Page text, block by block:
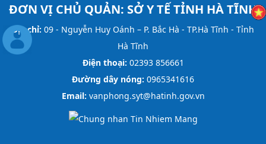
ĐƠN VỊ CHỦ QUẢN: SỞ Y TẾ TỈNH HÀ TĨNH
Địa chỉ: 09 - Nguyễn Huy Oánh – P. Bắc Hà - TP.Hà Tĩnh - Tỉnh
Hà Tĩnh
Điện thoại: 02393 856661
Đường dây nóng: 0965341616
Email: vanphong.syt@hatinh.gov.vn